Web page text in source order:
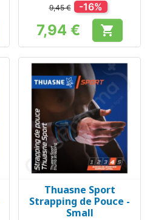
9,45 € -16%
Prix
7,94 € 
Thuasne Sport
Strapping de Pouce -
Small